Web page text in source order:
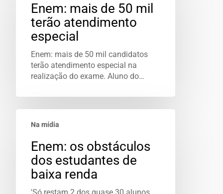
Enem: mais de 50 mil
terão atendimento
especial
Enem: mais de 50 mil candidatos
terão atendimento especial na
realização do exame. Aluno do…
Na mídia
Enem: os obstáculos
dos estudantes de
baixa renda
'Só restam 2 dos quase 30 alunos